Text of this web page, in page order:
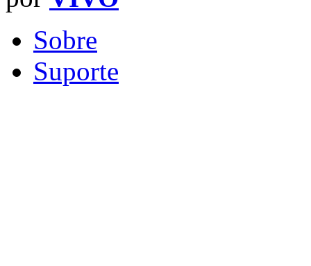
Sobre
Suporte